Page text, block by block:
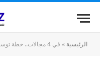
الرئيسية » في 4 مجالات.. خطة توسعية بالهلال الأحمر لمواجهة الطوارئ